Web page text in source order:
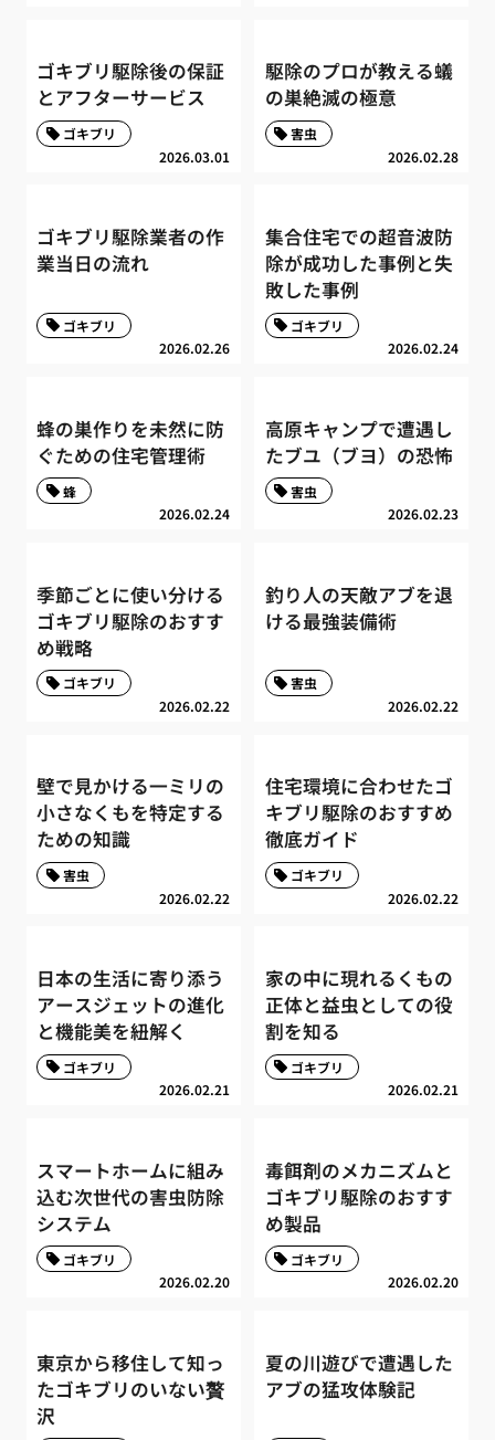
ゴキブリ駆除後の保証
とアフターサービス
2026.03.01
ゴキブリ
駆除のプロが教える蟻
の巣絶滅の極意
2026.02.28
害虫
ゴキブリ駆除業者の作
業当日の流れ
2026.02.26
ゴキブリ
集合住宅での超音波防
除が成功した事例と失
敗した事例
2026.02.24
ゴキブリ
蜂の巣作りを未然に防
ぐための住宅管理術
2026.02.24
蜂
高原キャンプで遭遇し
たブユ（ブヨ）の恐怖
2026.02.23
害虫
季節ごとに使い分ける
ゴキブリ駆除のおすす
め戦略
2026.02.22
ゴキブリ
釣り人の天敵アブを退
ける最強装備術
2026.02.22
害虫
壁で見かける一ミリの
小さなくもを特定する
ための知識
2026.02.22
害虫
住宅環境に合わせたゴ
キブリ駆除のおすすめ
徹底ガイド
2026.02.22
ゴキブリ
日本の生活に寄り添う
アースジェットの進化
と機能美を紐解く
2026.02.21
ゴキブリ
家の中に現れるくもの
正体と益虫としての役
割を知る
2026.02.21
ゴキブリ
スマートホームに組み
込む次世代の害虫防除
システム
2026.02.20
ゴキブリ
毒餌剤のメカニズムと
ゴキブリ駆除のおすす
め製品
2026.02.20
ゴキブリ
東京から移住して知っ
たゴキブリのいない贅
沢
夏の川遊びで遭遇した
アブの猛攻体験記